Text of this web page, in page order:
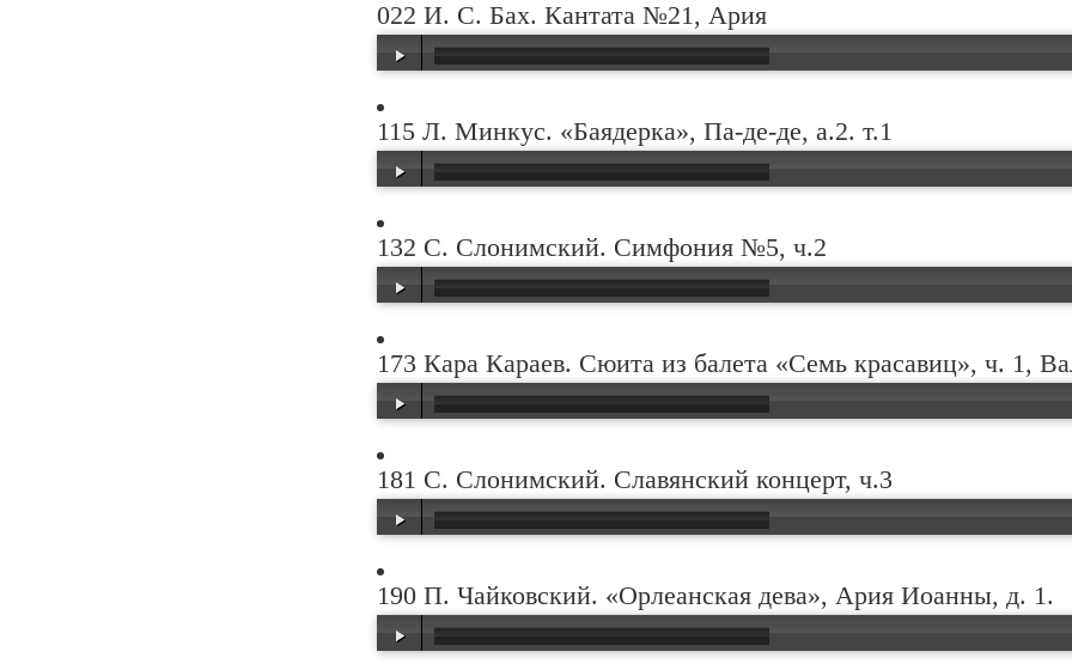
022 И. С. Бах. Кантата №21, Ария
115 Л. Минкус. «Баядерка», Па-де-де, а.2. т.1
132 С. Слонимский. Симфония №5, ч.2
173 Кара Караев. Сюита из балета «Семь красавиц», ч. 1,
181 С. Слонимский. Славянский концерт, ч.3
190 П. Чайковский. «Орлеанская дева», Ария Иоанны, д. 1.